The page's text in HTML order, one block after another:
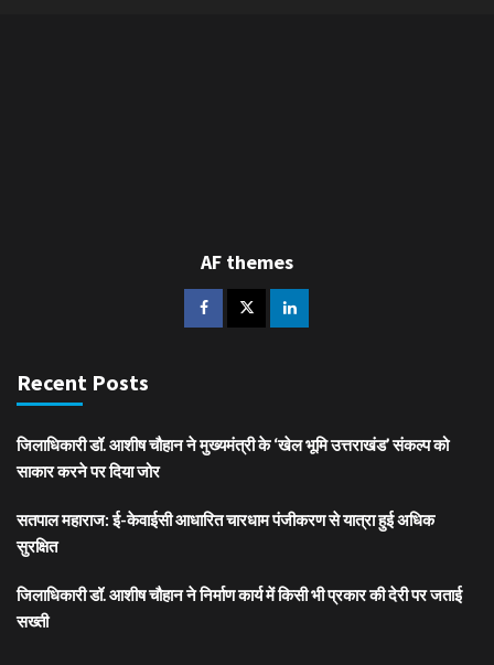
AF themes
Recent Posts
जिलाधिकारी डॉ. आशीष चौहान ने मुख्यमंत्री के ‘खेल भूमि उत्तराखंड’ संकल्प को
साकार करने पर दिया जोर
सतपाल महाराज: ई-केवाईसी आधारित चारधाम पंजीकरण से यात्रा हुई अधिक
सुरक्षित
जिलाधिकारी डॉ. आशीष चौहान ने निर्माण कार्य में किसी भी प्रकार की देरी पर जताई
सख्ती